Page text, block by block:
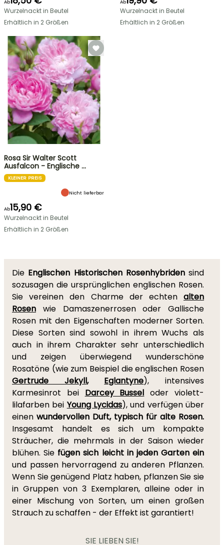
Ab
Wurzelnackt in Beutel
Erhältlich in 2 Größen
Ab
Wurzelnackt in Beutel
Erhältlich in 2 Größen
Rosa Sir Walter Scott
Ausfalcon - Englische …
KLEINER PREIS
Nicht lieferbar
Ab15,90 €
Wurzelnackt in Beutel
Erhältlich in 2 Größen
Die Englischen Historischen Rosenhybridensind
sozusagen die ursprünglichen englischen Rosen.
Sie vereinen den Charme der echten alten
Rosen wie Damaszenerrosen oder Gallische
Rosen mit den Eigenschaften moderner Sorten.
Diese Sorten sind sowohl in ihrem Wuchs als
auch in ihrem Charakter sehr unterschiedlich
und zeigen überwiegend wunderschöne
Rosatöne (wie zum Beispiel die englischen Rosen
Gertrude Jekyll, Eglantyne), intensives
Karmesinrot bei Darcey Bussel oder violett-
lilafarben bei Young Lycidas), und verfügen über
einen wundervollen Duft, typisch für alte Rosen.
Insgesamt handelt es sich um kompakte
Sträucher, die mehrmals in der Saison wieder
blühen. Sie fügen sich leicht in jeden Garten ein
und passen hervorragend zu anderen Pflanzen.
Wenn Sie genügend Platz haben, pflanzen Sie sie
in Gruppen von 3 Exemplaren, alleine oder in
einer Mischung von Sorten, um einen großen
Strauch zu schaffen - der Effekt ist garantiert!
SIE LIEBEN SIE!